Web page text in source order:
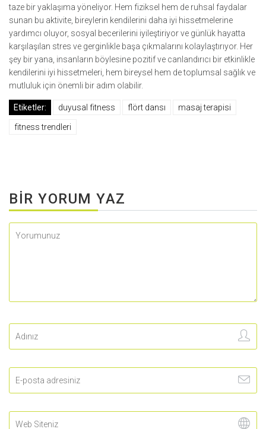
taze bir yaklaşıma yöneliyor. Hem fiziksel hem de ruhsal faydalar
sunan bu aktivite, bireylerin kendilerini daha iyi hissetmelerine
yardımcı oluyor, sosyal becerilerini iyileştiriyor ve günlük hayatta
karşılaşılan stres ve gerginlikle başa çıkmalarını kolaylaştırıyor. Her
şey bir yana, insanların böylesine pozitif ve canlandırıcı bir etkinlikle
kendilerini iyi hissetmeleri, hem bireysel hem de toplumsal sağlık ve
mutluluk için önemli bir adım olabilir.
Etiketler: duyusal fitness flört dansı masaj terapisi
fitness trendleri
BIR YORUM YAZ